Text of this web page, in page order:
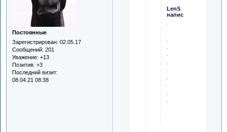
Постоянные
Зарегистрирован: 02.05.17
Сообщений: 201
Уважение: +13
Позитив: +3
Последний визит:
08.04.21 08:38
LenS
написал(а):
не
смущает,
что
в
теме
о
тонале
идёт
обсуждение
эманаций?))